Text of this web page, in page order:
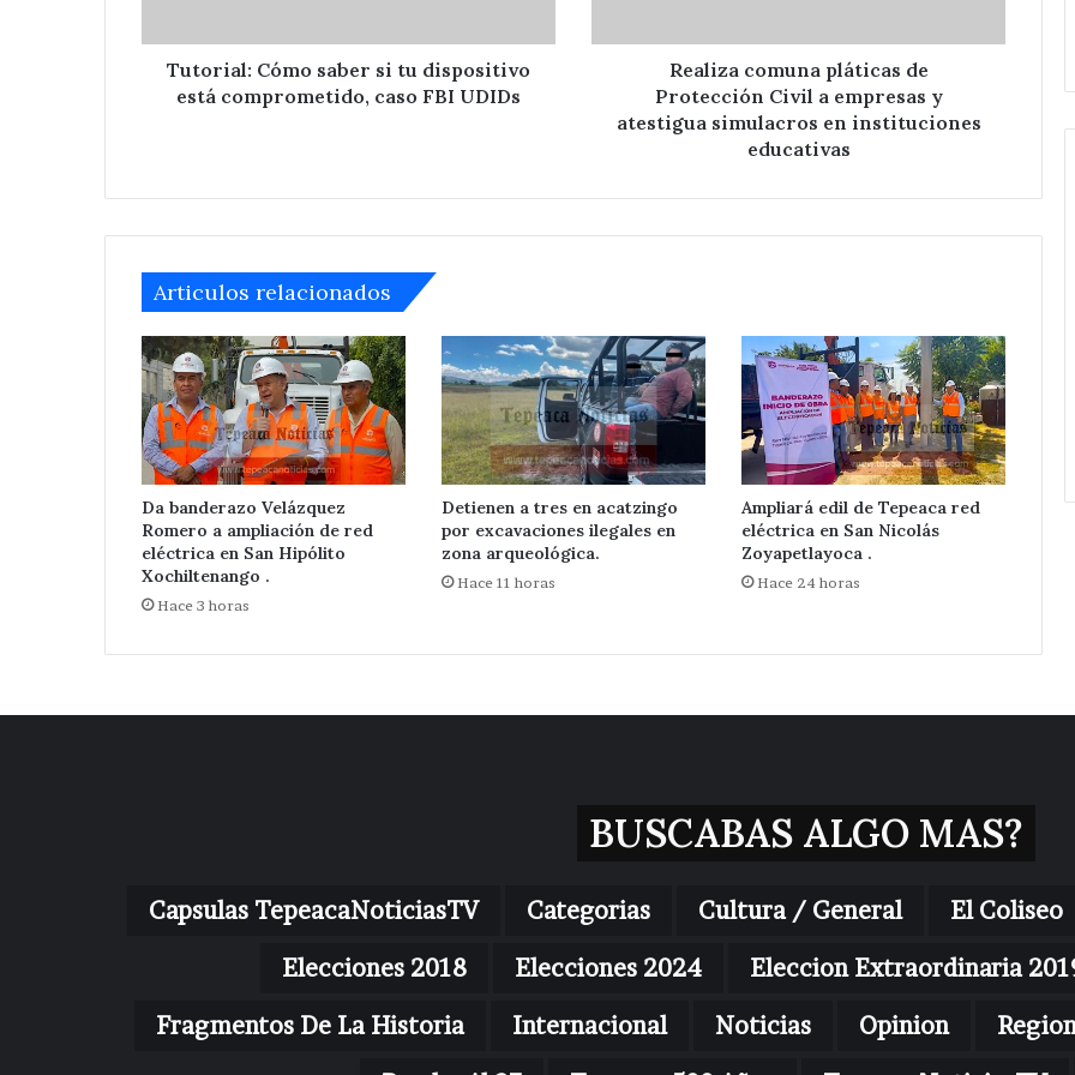
caso
UDIDs
Tutorial: Cómo saber si tu dispositivo
está comprometido, caso FBI UDIDs
y
simulacros
instituciones
Realiza comuna pláticas de
Protección Civil a empresas y
atestigua simulacros en instituciones
educativas
Articulos relacionados
Da banderazo Velázquez
Romero a ampliación de red
eléctrica en San Hipólito
Xochiltenango .
Hace 3 horas
Detienen a tres en acatzingo
por excavaciones ilegales en
zona arqueológica.
Hace 11 horas
Ampliará edil de Tepeaca red
eléctrica en San Nicolás
Zoyapetlayoca .
Hace 24 horas
San
Nicolás
Hipólito
Xochiltenango
.
BUSCABAS ALGO MAS?
Capsulas TepeacaNoticiasTV Categorias Cultura / General El Coliseo
Elecciones 2018
Elecciones 2024 Eleccion Extraordinaria
Fragmentos De La Historia
Internacional Noticias Opinion